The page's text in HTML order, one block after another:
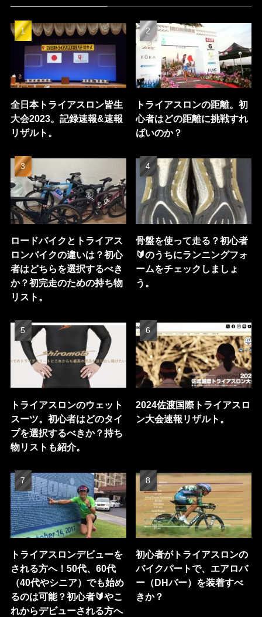
全日本トライアスロン皆生
大会2023。記録速報&速報
リザルト。
トライアスロンの距離。初
心者はどの距離に挑戦すれ
ばいのか？
ロードバイクとトライアス
ロンバイクの違いは？初心
者はどちらを選択するべき
か？初完走のための持ち物
リスト。
骨盤を使って走る？初心者
🔰のうちにランニングフォ
ームをチェックしましょ
う。
トライアスロンのウェット
スーツ。初心者はどのタイ
プを選択するべきか？持ち
物リストも紹介。
2024佐渡国際トライアスロ
ン大会速報リザルト。
トライアスロンデビューを
される方へ！50代、60代
（40代やシニア）でも始め
るのは可能？初心者🔰やこ
れからデビューされる方へ
初心者がトライアスロンの
バイクパートで、エアロバ
ー（DHバー）を装着すべ
きか？